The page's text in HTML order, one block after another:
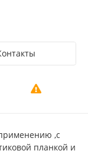
,с
планкой и